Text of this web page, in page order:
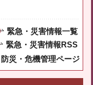
緊急・災害情報一覧
緊急・災害情報RSS
防災・危機管理ページ